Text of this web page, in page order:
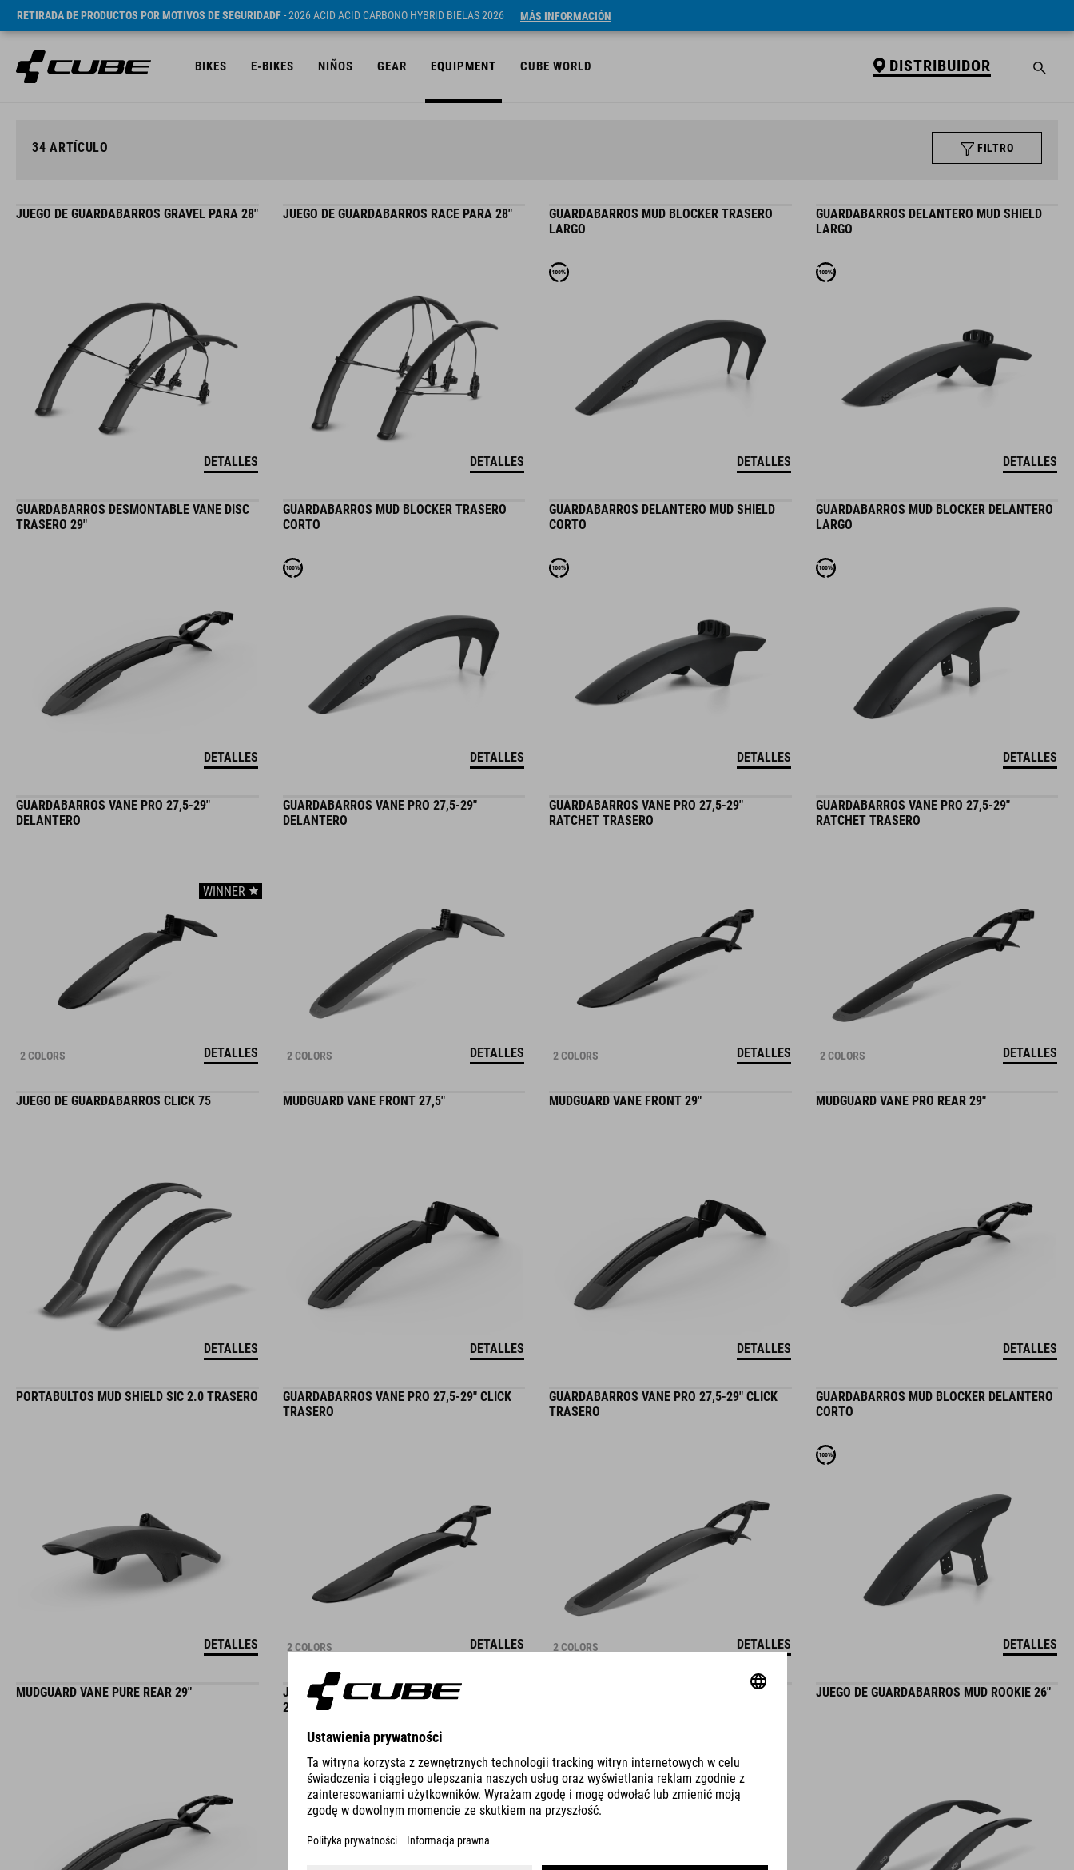
RETIRADA DE PRODUCTOS POR MOTIVOS DE SEGURIDADF- 2026 ACID ACID CARBONO HYBRID BIELAS 2026 MÁS INFORMACIÓN
BIKES E-BIKES NIÑOS GEAR EQUIPMENT CUBE WORLD DISTRIBUIDOR
34 ARTÍCULO FILTRO
JUEGO DE GUARDABARROS GRAVEL PARA 28"
DETALLES
JUEGO DE GUARDABARROS RACE PARA 28"
DETALLES
GUARDABARROS MUD BLOCKER TRASERO
LARGO
DETALLES
GUARDABARROS DELANTERO MUD SHIELD
LARGO
DETALLES
GUARDABARROS DESMONTABLE VANE DISC
TRASERO 29"
DETALLES
GUARDABARROS MUD BLOCKER TRASERO
CORTO
DETALLES
GUARDABARROS DELANTERO MUD SHIELD
CORTO
DETALLES
GUARDABARROS MUD BLOCKER DELANTERO
LARGO
DETALLES
GUARDABARROS VANE PRO 27,5-29"
DELANTERO
WINNER
2 COLORS DETALLES
GUARDABARROS VANE PRO 27,5-29"
DELANTERO
2 COLORS DETALLES
GUARDABARROS VANE PRO 27,5-29"
RATCHET TRASERO
2 COLORS DETALLES
GUARDABARROS VANE PRO 27,5-29"
RATCHET TRASERO
2 COLORS DETALLES
JUEGO DE GUARDABARROS CLICK 75
DETALLES
MUDGUARD VANE FRONT 27,5"
DETALLES
MUDGUARD VANE FRONT 29"
DETALLES
MUDGUARD VANE PRO REAR 29"
DETALLES
PORTABULTOS MUD SHIELD SIC 2.0 TRASERO
DETALLES
GUARDABARROS VANE PRO 27,5-29" CLICK
TRASERO
2 COLORS DETALLES
GUARDABARROS VANE PRO 27,5-29" CLICK
TRASERO
2 COLORS DETALLES
GUARDABARROS MUD BLOCKER DELANTERO
CORTO
DETALLES
MUDGUARD VANE PURE REAR 29"
JUEGO DE GUARDABARROS MUD ROOKIE 18" /
20"
JUEGO DE GUARDABARROS MUD ROOKIE 24" JUEGO DE GUARDABARROS MUD ROOKIE 26"